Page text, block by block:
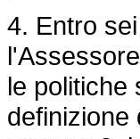
4. Entro
le politiche
definizione